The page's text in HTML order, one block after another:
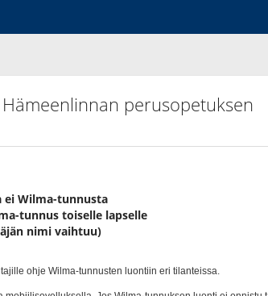
perusopetuksen
ei Wilma-tunnusta
tunnus toiselle lapselle
nimi vaihtuu)